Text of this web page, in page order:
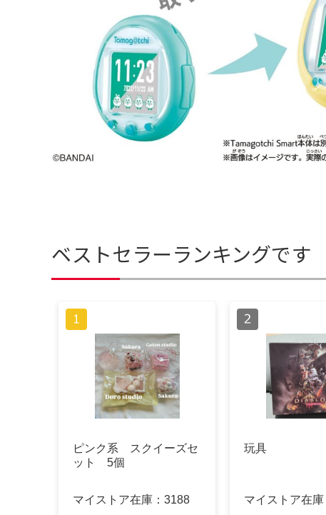
ベストセラーランキングです
ピンク系 スクイーズセ
ット 5個
マイストア在庫： 3188
玩具
マイストア在庫